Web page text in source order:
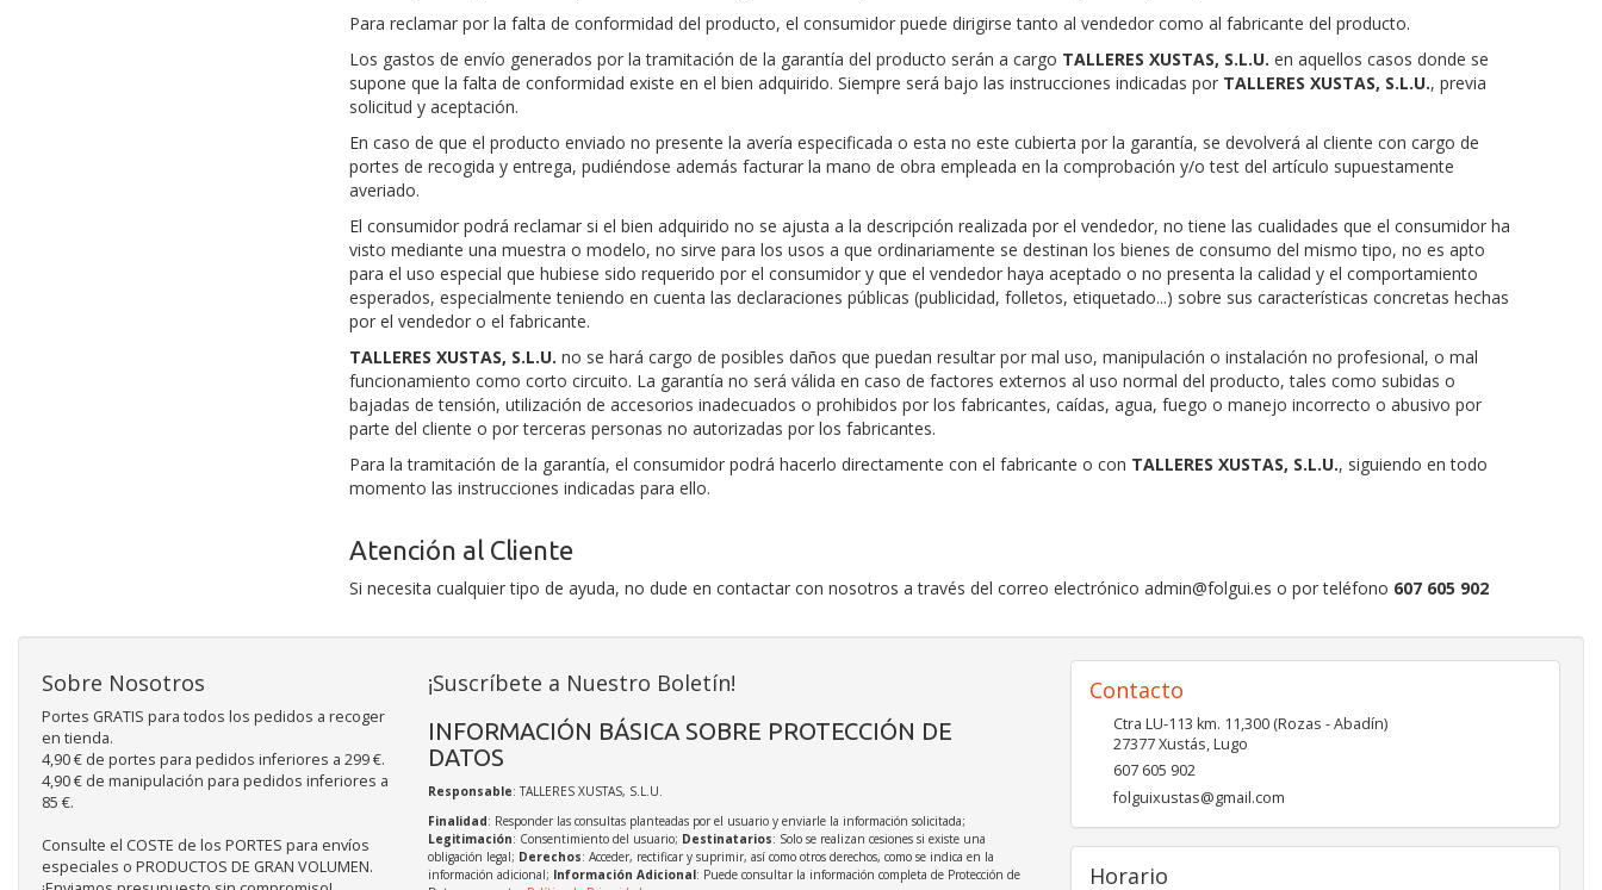
Para reclamar por la falta de conformidad del producto, el consumidor puede dirigirse tanto al vendedor como al fabricante del producto.
Los gastos de envío generados por la tramitación de la garantía del producto serán a cargo TALLERES XUSTAS, S.L.U. en aquellos casos donde se
supone que la falta de conformidad existe en el bien adquirido. Siempre será bajo las instrucciones indicadas por TALLERES XUSTAS, S.L.U., previa
solicitud y aceptación.
En caso de que el producto enviado no presente la avería especificada o esta no este cubierta por la garantía, se devolverá al cliente con cargo de
portes de recogida y entrega, pudiéndose además facturar la mano de obra empleada en la comprobación y/o test del artículo supuestamente
averiado.
El consumidor podrá reclamar si el bien adquirido no se ajusta a la descripción realizada por el vendedor, no tiene las cualidades que el consumidor ha
visto mediante una muestra o modelo, no sirve para los usos a que ordinariamente se destinan los bienes de consumo del mismo tipo, no es apto
para el uso especial que hubiese sido requerido por el consumidor y que el vendedor haya aceptado o no presenta la calidad y el comportamiento
esperados, especialmente teniendo en cuenta las declaraciones públicas (publicidad, folletos, etiquetado...) sobre sus características concretas hechas
por el vendedor o el fabricante.
TALLERES XUSTAS, S.L.U. no se hará cargo de posibles daños que puedan resultar por mal uso, manipulación o instalación no profesional, o mal
funcionamiento como corto circuito. La garantía no será válida en caso de factores externos al uso normal del producto, tales como subidas o
bajadas de tensión, utilización de accesorios inadecuados o prohibidos por los fabricantes, caídas, agua, fuego o manejo incorrecto o abusivo por
parte del cliente o por terceras personas no autorizadas por los fabricantes.
Para la tramitación de la garantía, el consumidor podrá hacerlo directamente con el fabricante o con TALLERES XUSTAS, S.L.U., siguiendo en todo
momento las instrucciones indicadas para ello.
Atención al Cliente
Si necesita cualquier tipo de ayuda, no dude en contactar con nosotros a través del correo electrónico admin@folgui.es o por teléfono 607 605 902
Sobre Nosotros
Portes GRATIS para todos los pedidos a recoger
en tienda.
4,90 € de portes para pedidos inferiores a 299 €.
4,90 € de manipulación para pedidos inferiores a
85 €.
Consulte el COSTE de los PORTES para envíos
especiales o PRODUCTOS DE GRAN VOLUMEN.
¡Suscríbete a Nuestro Boletín!
INFORMACIÓN BÁSICA SOBRE PROTECCIÓN DE
DATOS
Responsable: TALLERES XUSTAS, S.L.U.
Finalidad: Responder las consultas planteadas por el usuario y enviarle la información solicitada;
Legitimación: Consentimiento del usuario; Destinatarios: Solo se realizan cesiones si existe una
obligación legal; Derechos: Acceder, rectificar y suprimir, así como otros derechos, como se indica en la
información adicional; Información Adicional: Puede consultar la información completa de Protección de
Contacto
Ctra LU-113 km. 11,300 (Rozas - Abadín)
27377Xustás,Lugo
607 605 902
folguixustas@gmail.com
Horario